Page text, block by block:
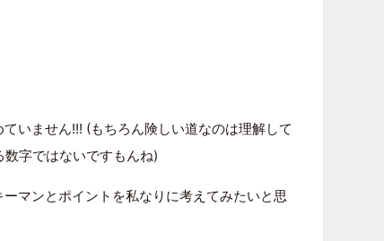
いません!!! (もちろん険しい道なのは理解して
字ではないですもんね)
マンとポイントを私なりに考えてみたいと思